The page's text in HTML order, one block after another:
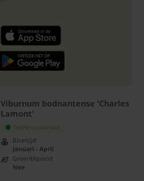
Viburnum bodnantense 'Charles
Lamont'
Online op voorraad
Bloeitijd:
Januari - April
Groenblijvend:
Nee